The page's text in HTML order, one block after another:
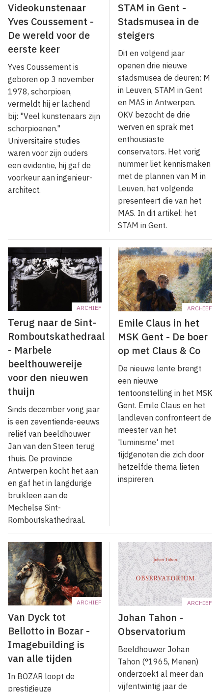
Videokunstenaar
Yves Coussement -
De wereld voor de
eerste keer
Yves Coussement is
geboren op 3 november
1978, schorpioen,
vermeldt hij er lachend
bij: "Veel kunstenaars zijn
schorpioenen."
Universitaire studies
waren voor zijn ouders
een evidentie, hij gaf de
voorkeur aan ingenieur-
architect.
STAM in Gent -
Stadsmusea in de
steigers
Dit en volgend jaar
openen drie nieuwe
stadsmusea de deuren: M
in Leuven, STAM in Gent
en MAS in Antwerpen.
OKV bezocht de drie
werven en sprak met
enthousiaste
conservators. Het vorig
nummer liet kennismaken
met de plannen van M in
Leuven, het volgende
presenteert die van het
MAS. In dit artikel: het
STAM in Gent.
ARCHIEF
Terug naar de Sint-
Romboutskathedraal
- Marbele
beelthouwereije
voor den nieuwen
thuijn
Sinds december vorig jaar
is een zeventiende-eeuws
reliëf van beeldhouwer
Jan van den Steen terug
thuis. De provincie
Antwerpen kocht het aan
en gaf het in langdurige
bruikleen aan de
Mechelse Sint-
Romboutskathedraal.
ARCHIEF
Emile Claus in het
MSK Gent - De boer
op met Claus & Co
De nieuwe lente brengt
een nieuwe
tentoonstelling in het MSK
Gent. Emile Claus en het
landleven confronteert de
meester van het
'luminisme' met
tijdgenoten die zich door
hetzelfde thema lieten
inspireren.
ARCHIEF
Van Dyck tot
Bellotto in Bozar -
Imagebuilding is
van alle tijden
In BOZAR loopt de
prestigieuze
ARCHIEF
Johan Tahon -
Observatorium
Beeldhouwer Johan
Tahon (°1965, Menen)
onderzoekt al meer dan
vijfentwintig jaar de